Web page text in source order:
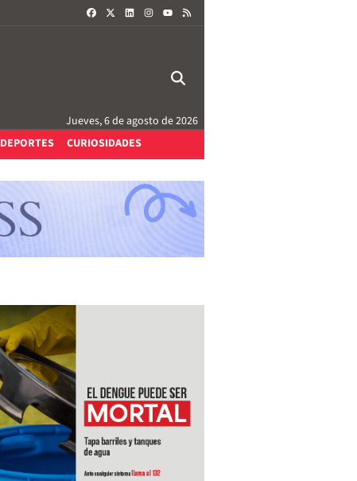
FACEBOOKLINKEDININSTAGRAM
Jueves, 6 de agosto de 2026
DEPORTES CURIOSIDADES